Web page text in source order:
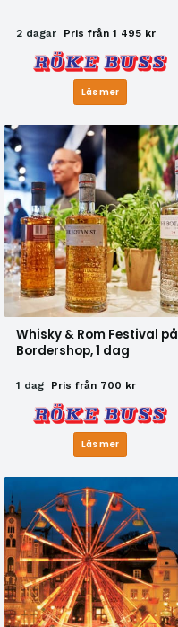
2 dagar Pris från 1 495 kr
Läs mer
Whisky & Rom Festival på
Bordershop, 1 dag
1 dag Pris från 700 kr
Läs mer